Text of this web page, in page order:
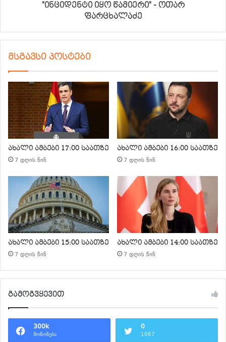
"ინციდენტი იყო წამიერი" - ოთარ
ფარცხალაძე
მსგავსი პოსტები
ახალი ამბები 17:00 საათზე
7 დღის წინ
ახალი ამბები 16:00 საათზე
7 დღის წინ
ახალი ამბები 15:00 საათზე
7 დღის წინ
ახალი ამბები 14:00 საათზე
7 დღის წინ
გამოგვყევით
300k
მოწონება
0
1067